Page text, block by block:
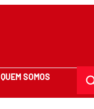
QUEM SOMOS